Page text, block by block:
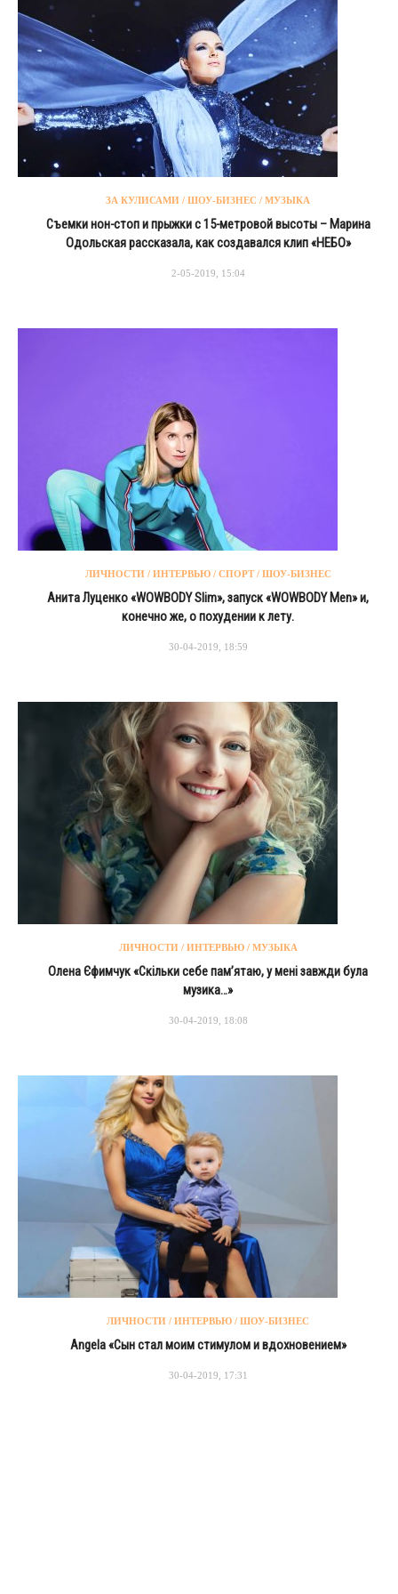
ЗА КУЛИСАМИ / ШОУ-БИЗНЕС / МУЗЫКА
Съемки нон-стоп и прыжки с 15-метровой высоты – Марина
Одольская рассказала, как создавался клип «НЕБО»
2-05-2019, 15:04
ЛИЧНОСТИ / ИНТЕРВЬЮ / СПОРТ / ШОУ-БИЗНЕС
Анита Луценко «WOWBODY Slim», запуск «WOWBODY Men» и,
конечно же, о похудении к лету.
30-04-2019, 18:59
ЛИЧНОСТИ / ИНТЕРВЬЮ / МУЗЫКА
Олена Єфимчук «Скільки себе пам’ятаю, у мені завжди була
музика…»
30-04-2019, 18:08
ЛИЧНОСТИ / ИНТЕРВЬЮ / ШОУ-БИЗНЕС
Angela «Сын стал моим стимулом и вдохновением»
30-04-2019, 17:31